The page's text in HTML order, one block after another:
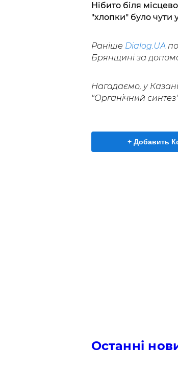
Нібито біля
"хлопки" було чути
Раніше Dialog.UA
Брянщині за
Нагадаємо, у
"Органічний
+ Добавить
Останні